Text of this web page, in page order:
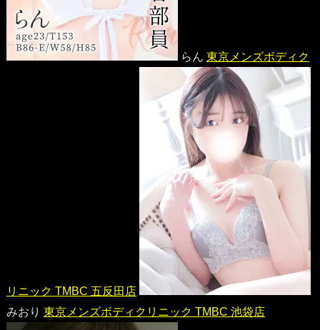
らん 東京メンズボディク
リニック TMBC 五反田店
みおり 東京メンズボディクリニック TMBC 池袋店